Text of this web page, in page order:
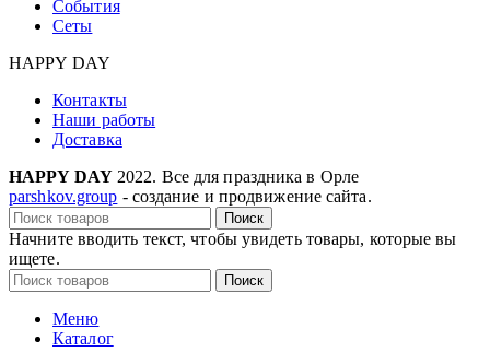
События
Сеты
HAPPY DAY
Контакты
Наши работы
Доставка
HAPPY DAY 2022. Все для праздника в Орле
parshkov.group - создание и продвижение сайта.
Поиск
Начните вводить текст, чтобы увидеть товары, которые вы
ищете.
Поиск
Меню
Каталог